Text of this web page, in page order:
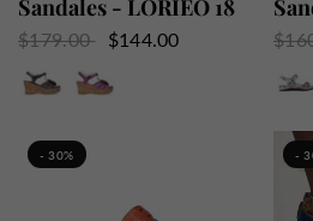
Sandales - LORIEO 18
$179.00
$144.00
- 30% -